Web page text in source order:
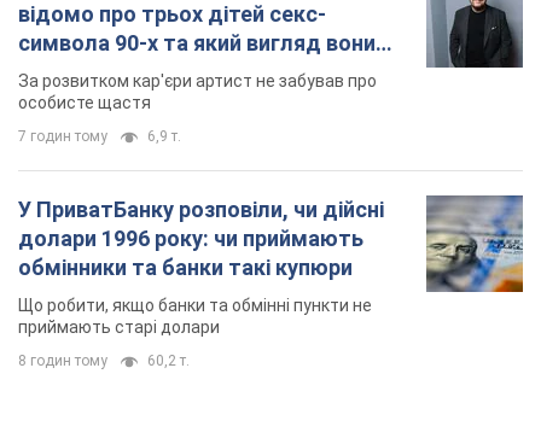
відомо про трьох дітей секс-
символа 90-х та який вигляд вони
мають
За розвитком кар'єри артист не забував про
особисте щастя
7 годин тому 6,9 т.
У ПриватБанку розповіли, чи дійсні
долари 1996 року: чи приймають
обмінники та банки такі купюри
Що робити, якщо банки та обмінні пункти не
приймають старі долари
8 годин тому 60,2 т.